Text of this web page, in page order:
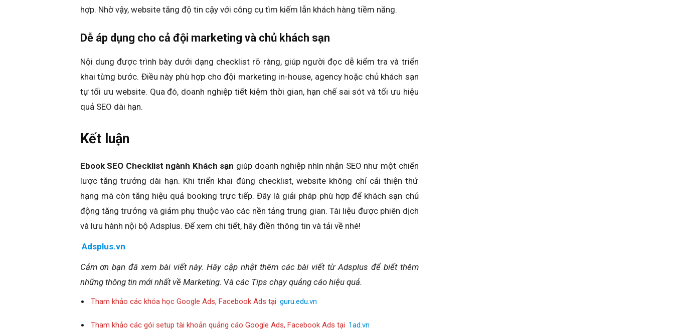
hợp. Nhờ vậy, website tăng độ tin cậy với công cụ tìm kiếm lẫn khách hàng tiềm năng.
Dễ áp dụng cho cả đội marketing và chủ khách sạn
Nội dung được trình bày dưới dạng checklist rõ ràng, giúp người đọc dễ kiểm tra và triển
khai từng bước. Điều này phù hợp cho đội marketing in-house, agency hoặc chủ khách sạn
tự tối ưu website. Qua đó, doanh nghiệp tiết kiệm thời gian, hạn chế sai sót và tối ưu hiệu
quả SEO dài hạn.
Kết luận
Ebook SEO Checklist ngành Khách sạn giúp doanh nghiệp nhìn nhận SEO như một chiến
lược tăng trưởng dài hạn. Khi triển khai đúng checklist, website không chỉ cải thiện thứ
hạng mà còn tăng hiệu quả booking trực tiếp. Đây là giải pháp phù hợp để khách sạn chủ
động tăng trưởng và giảm phụ thuộc vào các nền tảng trung gian.Tài liệu được phiên dịch
và lưu hành nội bộ Adsplus. Để xem chi tiết, hãy điền thông tin và tải về nhé!
Adsplus.vn
Cảm ơn bạn đã xem bài viết này. Hãy cập nhật thêm các bài viết từ Adsplus để biết thêm
những thông tin mới nhất về Marketing. Và các Tips chạy quảng cáo hiệu quả.
Tham khảo các khóa học Google Ads, Facebook Ads tại guru.edu.vn
Tham khảo các gói setup tài khoản quảng cáo Google Ads, Facebook Ads tại 1ad.vn